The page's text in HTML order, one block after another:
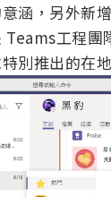
涵，另外新
Teams工程團
別推出的在